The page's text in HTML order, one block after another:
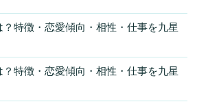
特徴・恋愛傾向・相性・仕事を九星
特徴・恋愛傾向・相性・仕事を九星